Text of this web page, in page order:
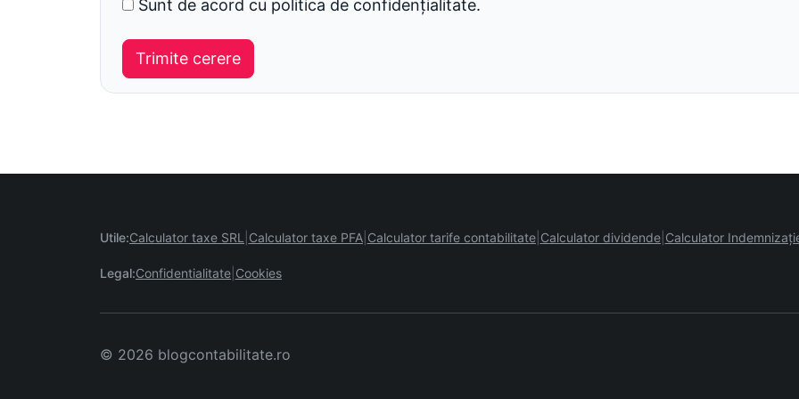
Sunt de acord cu politica de confidențialitate.
Utile:Calculator taxe SRL Calculator taxe PFA Calculator tarife contabilitate Calculator dividende Calculator
Legal:Confidentialitate Cookies
© 2026 blogcontabilitate.ro